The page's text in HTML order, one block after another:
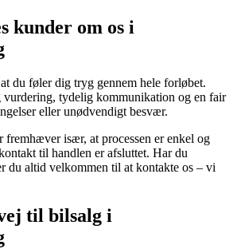
kunder om os i
du føler dig tryg gennem hele forløbet.
tydelig kommunikation og en fair
eller unødvendigt besvær.
fremhæver især, at processen er enkel og
til handlen er afsluttet. Har du
du altid velkommen til at kontakte os – vi
til bilsalg i